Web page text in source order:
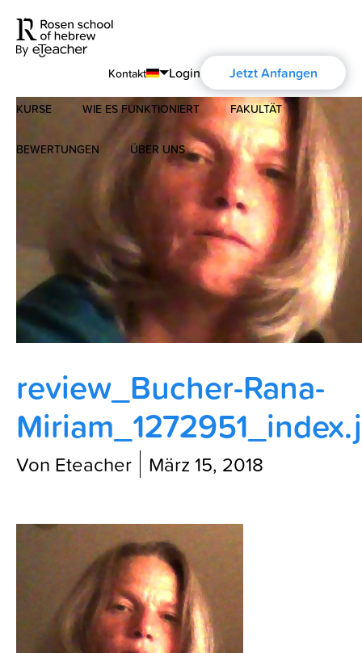
Kontakt
English
Português
Deutsch
Русский
Login Jetzt Anfangen
KURSE
Modernes Hebräisch
Biblisches Hebräisch
WIE ES FUNKTIONIERT FAKULTÄT
BEWERTUNGEN ÜBER UNS
Über uns
Über die Aharon Rosen
Zertifizierung
Kontakt
Blog
review_Bucher-Rana-
Von Eteacher März 15, 2018